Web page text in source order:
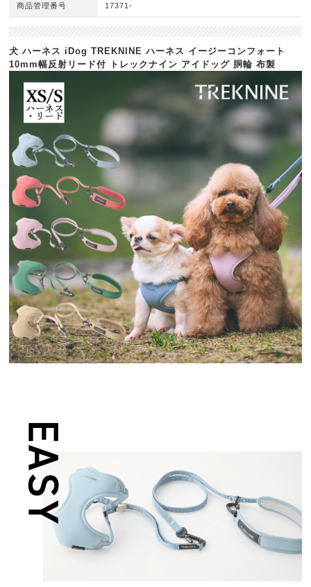
商品管理番号 17371-
犬 ハーネス iDog TREKNINE ハーネス イージーコンフォート
10mm幅反射リード付 トレックナイン アイドッグ 胴輪 布製